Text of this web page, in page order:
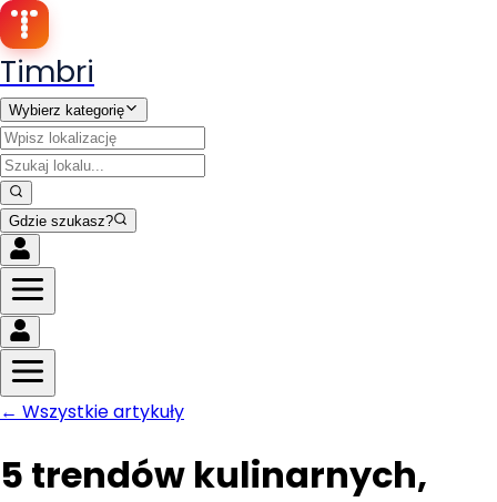
Timbri
Wybierz kategorię
Gdzie szukasz?
← Wszystkie artykuły
5 trendów kulinarnych,